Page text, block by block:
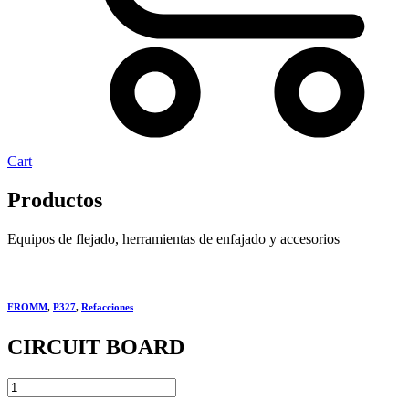
Cart
Productos
Equipos de flejado, herramientas de enfajado y accesorios
FROMM, P327, Refacciones
CIRCUIT BOARD
CIRCUIT
BOARD